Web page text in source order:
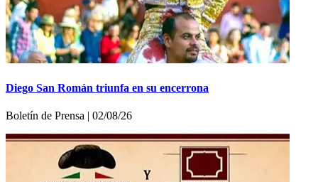
Diego San Román triunfa en su encerrona
Boletí­n de Prensa | 02/08/26